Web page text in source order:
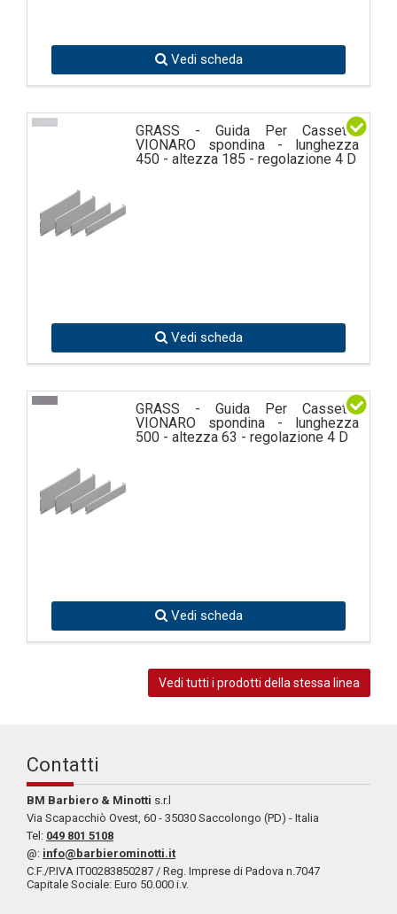
Vedi scheda
GRASS - Guida Per Cassetto
VIONARO spondina - lunghezza
450 - altezza 185 - regolazione 4 D
Vedi scheda
GRASS - Guida Per Cassetto
VIONARO spondina - lunghezza
500 - altezza 63 - regolazione 4 D
Vedi scheda
Vedi tutti i prodotti della stessa linea
Contatti
BM Barbiero & Minotti s.r.l
Via Scapacchiò Ovest, 60 - 35030 Saccolongo (PD) - Italia
Tel: 049 801 5108
@: info@barbierominotti.it
C.F./P.IVA IT00283850287 / Reg. Imprese di Padova n.7047
Capitale Sociale: Euro 50.000 i.v.